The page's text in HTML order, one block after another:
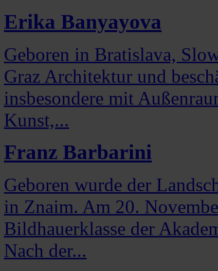
Erika Banyayova
Geboren in Bratislava,
Graz Architektur und
insbesondere mit
Kunst,...
Franz Barbarini
Geboren wurde der
in Znaim. Am 20.
Bildhauerklasse der
Nach der...